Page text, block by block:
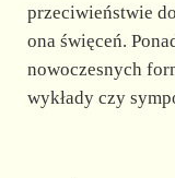
przeciwieństwie
ona święceń.
nowoczesnych
wykłady czy